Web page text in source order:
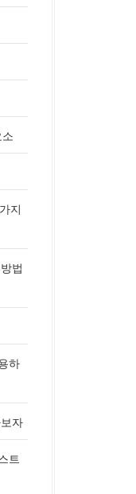
지
법
하
자
트